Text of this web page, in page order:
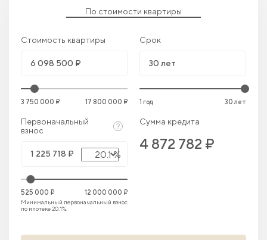
По стоимости квартиры
Стоимость квартиры
3 750 000 ₽ 17 800 000 ₽
Срок
1 год 30 лет
Первоначальный
взнос
20.1 %
525 000 ₽
12 000 000 ₽
Минимальный первоначальный взнос
по ипотеке 20.1%.
Сумма кредита
4 872 782 ₽